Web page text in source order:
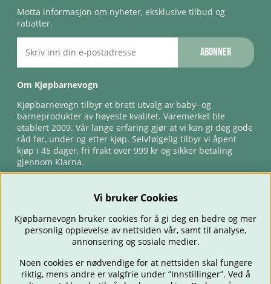
Motta informasjon om nyheter, eksklusive tilbud og
rabatter.
Abonner
Om Kjøpbarnevogn
Kjøpbarnevogn tilbyr et brett utvalg av baby- og
barneprodukter av høyeste kvalitet. Varemerket ble
etablert 2009. Vår lange erfaring gjør at vi kan gi deg gode
råd før, under og etter kjøp. Selvfølgelig tilbyr vi åpent
kjøp i 45 dager, fri frakt over 999 kr og sikker betaling
gjennom Klarna.
BARNEVOGNER BILSTOLER BABY SPISE & MATE REISE
Vi bruker Cookies
Kjøpbarnevogn bruker cookies for å gi deg en bedre og mer
personlig opplevelse av nettsiden vår, samt til analyse,
annonsering og sosiale medier.
Noen cookies er nødvendige for at nettsiden skal fungere
riktig, mens andre er valgfrie under ”Innstillinger”. Ved å